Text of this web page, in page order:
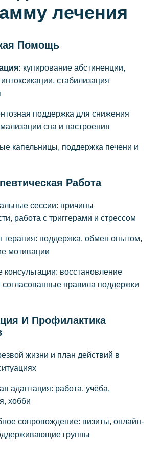
лечения
Помощь
купирование абстиненции,
стабилизация
поддержка для снижения
сна и настроения
капельницы, поддержка печени и
Работа
сессии: причины
работа с триггерами и стрессом
терапия: поддержка, обмен опытом,
мотивации
восстановление
согласованные правила поддержки
И Профилактика
жизни и план действий в
адаптация: работа, учёба,
хобби
сопровождение: визиты, онлайн-
группы